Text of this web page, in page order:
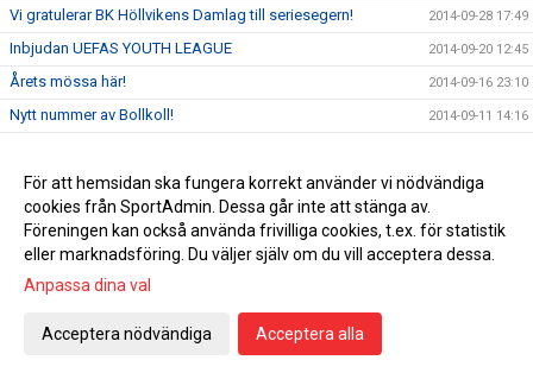
Vi gratulerar BK Höllvikens Damlag till seriesegern! 2014-09-28 17:49
Inbjudan UEFAS YOUTH LEAGUE 2014-09-20 12:45
Årets mössa här! 2014-09-16 23:10
Nytt nummer av Bollkoll! 2014-09-11 14:16
Klubbprylar! 2014-08-21 12:37
Mästarbesök på Höllvikens IP 2014-06-19 00:10
FC Höllviken möter MFF 18 juni! 2014-06-09 17:13
VEDBÆK SØLLERØD BOLDKLUB VANN ÅRETS HALÖR CUP
FC Höllviken vann seriefinalen mot FC Rosengård!
FC Höllviken i tidig seriefinal på lördag
För att hemsidan ska fungera korrekt använder vi nödvändiga
cookies från SportAdmin. Dessa går inte att stänga av.
Föreningen kan också använda frivilliga cookies, t.ex. för statistik
eller marknadsföring. Du väljer själv om du vill acceptera dessa.
Anpassa dina val
Acceptera nödvändiga Acceptera alla